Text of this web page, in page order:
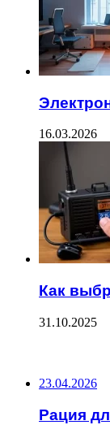
16.03.2026
Как
31.10.2025
23.04.2026
Рация